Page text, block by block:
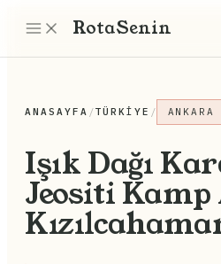
RotaSenin
ANASAYFA /TÜRKIYE / ANKARA
Işık Dağı
Jeositi Kamp